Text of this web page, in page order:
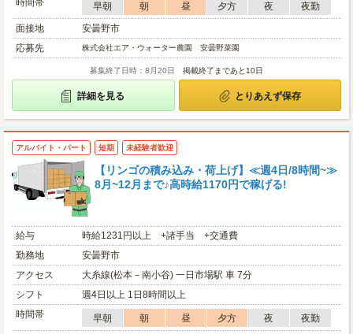
時間帯 早朝 朝 昼 夕方 夜
夜勤
面接地
安曇野市
応募先
株式会社エア・ウォーター農園 安曇野菜園
募集終了日時：8月20日 掲載終了まであと10日
詳細を見る とりあえず保存
アルバイト・パート 短期 未経験者歓迎
【リンゴの積み込み・荷上げ】≪週4日/8時間~≫
8月~12月まで♪高時給1170円で稼げる!
給与
時給1231円以上 +諸手当 +交通費
勤務地
安曇野市
アクセス
大糸線(松本－南小谷) 一日市場駅 車 7分
シフト
週4日以上 1日8時間以上
時間帯
早朝 朝 昼 夕方 夜
夜勤